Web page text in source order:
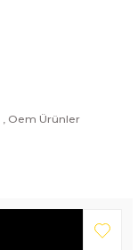
, Oem Ürünler